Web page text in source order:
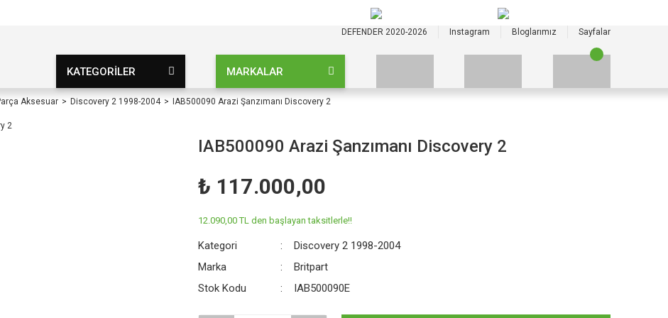
DEFENDER 2020-2026 Instagram Bloglarımız Sayfalar
KATEGORİLER MARKALAR
Aksesuar Discovery 2 1998-2004 IAB500090 Arazi Şanzımanı Discovery 2
IAB500090 Arazi Şanzımanı Discovery 2
₺ 117.000,00
12.090,00 TL den başlayan taksitlerle!!
Kategori
Discovery 2 1998-2004
Marka
Britpart
Stok Kodu
IAB500090E